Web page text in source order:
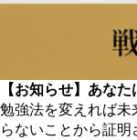
【お知らせ】あな
勉強法を変えれば
らないことから証